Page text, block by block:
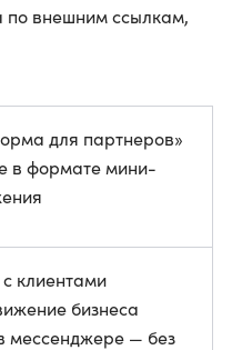
по внешним ссылкам,
для партнеров»
в формате мини-
клиентами
бизнеса
мессенджере — без